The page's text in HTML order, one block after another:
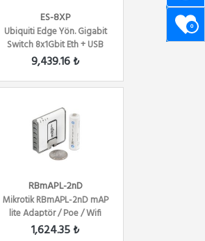
0
ES-8XP
Ubiquiti Edge Yön. Gigabit
Switch 8x1Gbit Eth + USB
150Watt
9,439.16 ₺
RBmAPL-2nD
Mikrotik RBmAPL-2nD mAP
lite Adaptör / Poe / Wifi
1,624.35 ₺